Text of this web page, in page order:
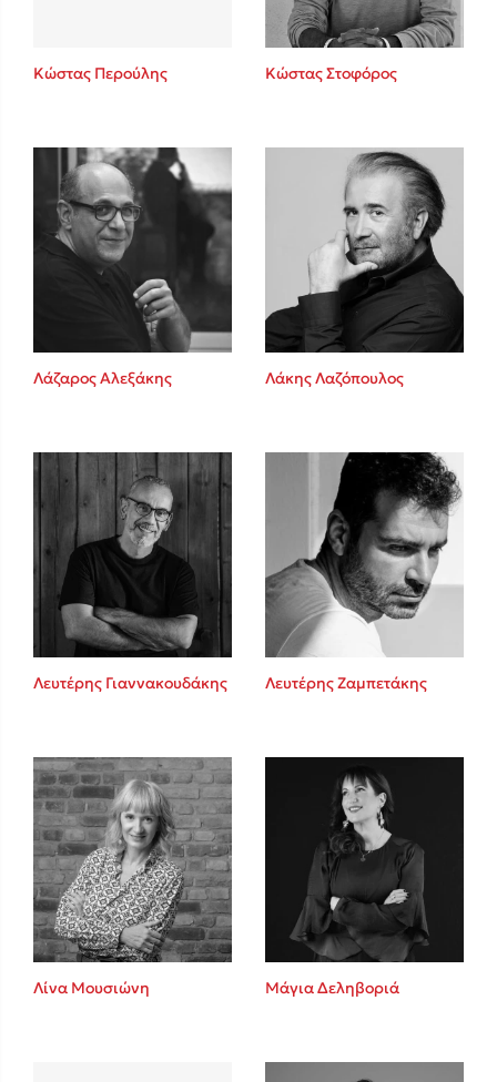
Κώστας Περούλης Κώστας Στοφόρος
Λάζαρος Αλεξάκης Λάκης Λαζόπουλος
Λευτέρης Γιαννακουδάκης Λευτέρης Ζαμπετάκης
Λίνα Μουσιώνη Μάγια Δεληβοριά